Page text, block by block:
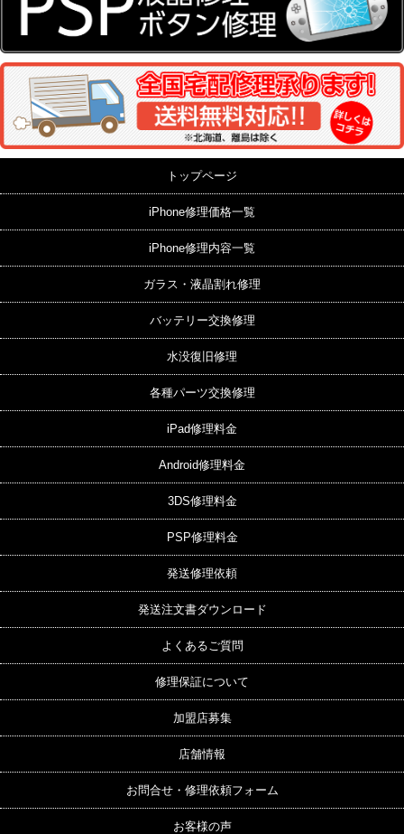
トップページ
iPhone修理価格一覧
iPhone修理内容一覧
ガラス・液晶割れ修理
バッテリー交換修理
水没復旧修理
各種パーツ交換修理
iPad修理料金
Android修理料金
3DS修理料金
PSP修理料金
発送修理依頼
発送注文書ダウンロード
よくあるご質問
修理保証について
加盟店募集
店舗情報
お問合せ・修理依頼フォーム
お客様の声